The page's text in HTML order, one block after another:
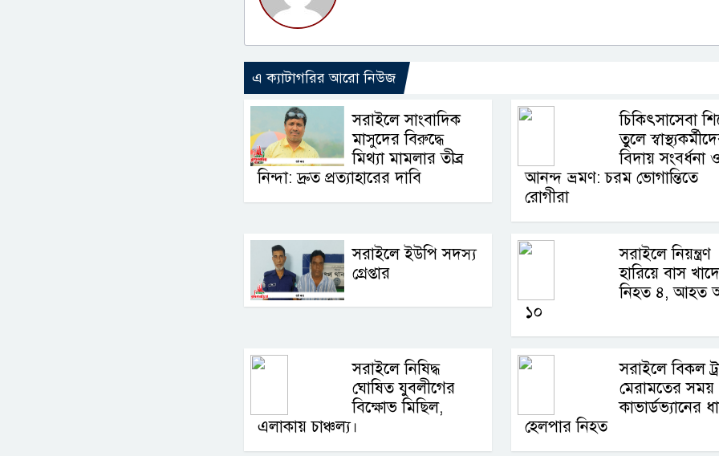
এ ক্যাটাগরির আরো নিউজ
সরাইলে সাংবাদিক
মাসুদের বিরুদ্ধে
মিথ্যা মামলার তীব্র
নিন্দা: দ্রুত প্রত্যাহারের দাবি
চিকিৎসাসেবা
তুলে
বিদায় সংবর্ধনা ও
আনন্দ ভ্রমণ: চরম ভোগান্তিতে
রোগীরা
সরাইলে ইউপি সদস্য
গ্রেপ্তার
সরাইলে নিয়ন্ত্রণ
হারিয়ে বাস
নিহত ৪, আহত
১০
সরাইলে নিষিদ্ধ
ঘোষিত যুবলীগের
বিক্ষোভ মিছিল,
এলাকায় চাঞ্চল্য।
সরাইলে বিকল
মেরামতের সময়
কাভার্ডভ্যানের
হেলপার নিহত